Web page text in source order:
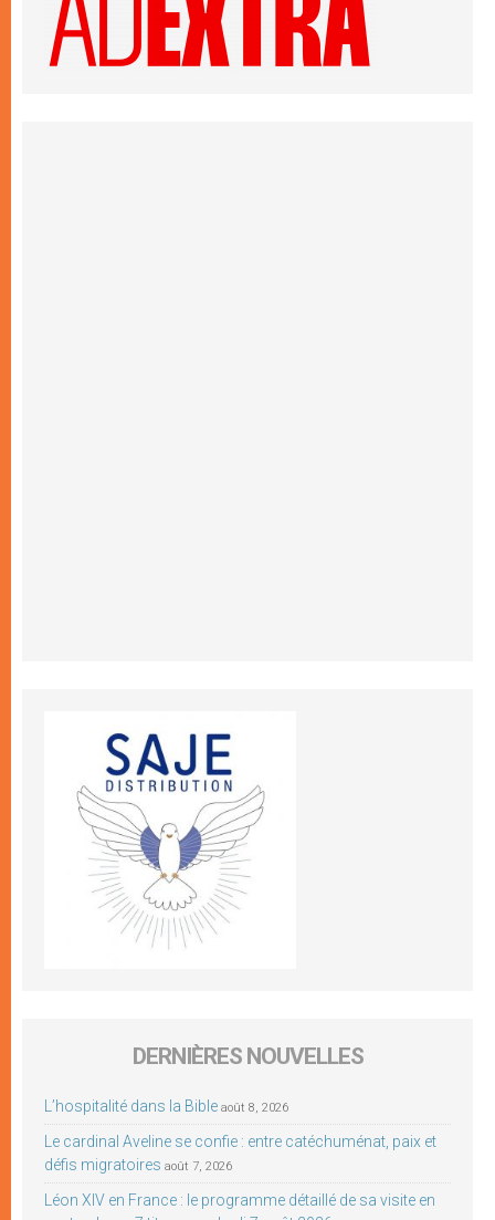
DERNIÈRES NOUVELLES
L’hospitalité dans la Bible août 8, 2026
Le cardinal Aveline se confie : entre catéchuménat, paix et
défis migratoires août 7, 2026
Léon XIV en France : le programme détaillé de sa visite en